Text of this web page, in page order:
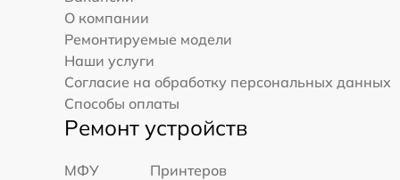
О компании
Ремонтируемые модели
Наши услуги
Согласие на обработку персональных данных
Способы оплаты
Ремонт устройств
МФУ
Принтеров